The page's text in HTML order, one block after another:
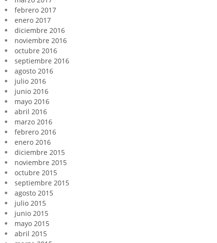
febrero 2017
enero 2017
diciembre 2016
noviembre 2016
octubre 2016
septiembre 2016
agosto 2016
julio 2016
junio 2016
mayo 2016
abril 2016
marzo 2016
febrero 2016
enero 2016
diciembre 2015
noviembre 2015
octubre 2015
septiembre 2015
agosto 2015
julio 2015
junio 2015
mayo 2015
abril 2015